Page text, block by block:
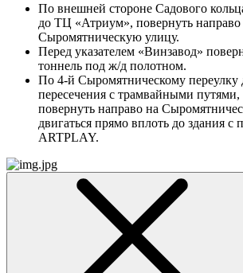
По внешней стороне Садового
до ТЦ «Атриум», повернуть
Сыромятническую улицу.
Перед указателем «Винзавод»
тоннель под ж/д полотном.
По 4-й Сыромятническому переулку
пересечения с трамвайными путями,
повернуть направо на
двигаться прямо вплоть до здания с
ARTPLAY.